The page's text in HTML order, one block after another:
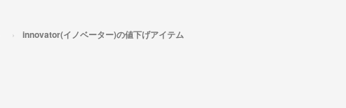
innovator(イノベーター)の値下げアイテム